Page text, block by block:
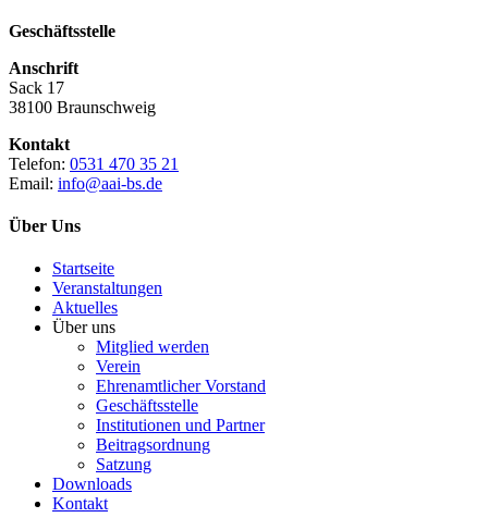
Geschäftsstelle
Anschrift
Sack 17
38100 Braunschweig
Kontakt
Telefon: 0531 470 35 21
Email: info@aai-bs.de
Über Uns
Startseite
Veranstaltungen
Aktuelles
Über uns
Mitglied werden
Verein
Ehrenamtlicher Vorstand
Geschäftsstelle
Institutionen und Partner
Beitragsordnung
Satzung
Downloads
Kontakt